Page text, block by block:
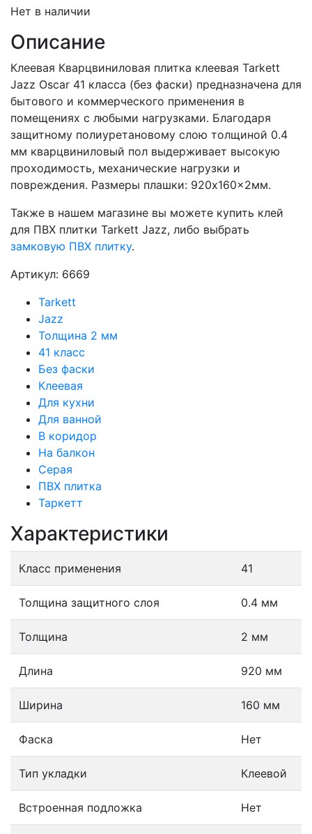
Нет в наличии
Описание
Клеевая Кварцвиниловая плитка клеевая Tarkett
Jazz Oscar 41 класса (без фаски) предназначена для
бытового и коммерческого применения в
помещениях с любыми нагрузками. Благодаря
защитному полиуретановому слою толщиной 0.4
мм кварцвиниловый пол выдерживает высокую
проходимость, механические нагрузки и
повреждения. Размеры плашки: 920x160x2мм.
Также в нашем магазине вы можете купить клей
для ПВХ плитки Tarkett Jazz, либо выбрать
замковую ПВХ плитку.
Артикул: 6669
Tarkett
Jazz
Толщина 2 мм
41 класс
Без фаски
Клеевая
Для кухни
Для ванной
В коридор
На балкон
Серая
ПВХ плитка
Таркетт
Характеристики
Класс применения 41
Толщина защитного слоя 0.4 мм
Толщина 2 мм
Длина 920 мм
Ширина 160 мм
Фаска Нет
Тип укладки Клеевой
Встроенная подложка Нет